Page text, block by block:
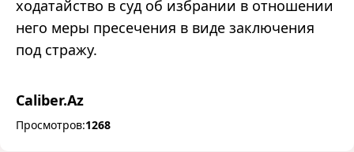
ходатайство в суд об избрании в отношении
него меры пресечения в виде заключения
под стражу.
Caliber.Az
Просмотров:1268